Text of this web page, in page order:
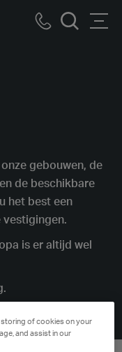
Call
gebouwen, de
de beschikbare
het best een
vestigingen.
is er altijd wel
storing of cookies on your
and assist in our